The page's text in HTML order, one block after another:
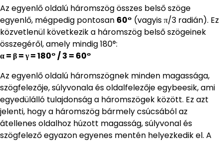
Az egyenlő oldalú háromszög összes belső szöge
egyenlő, mégpedig pontosan 60° (vagyis π/3 radián). Ez
közvetlenül következik a háromszög belső szögeinek
összegéről, amely mindig 180°:
α = β = γ = 180° / 3 = 60°
Az egyenlő oldalú háromszögnek minden magassága,
szögfelezője, súlyvonala és oldalfelezője egybeesik, ami
egyedülálló tulajdonság a háromszögek között. Ez azt
jelenti, hogy a háromszög bármely csúcsából az
átellenes oldalhoz húzott magasság, súlyvonal és
szögfelező egyazon egyenes mentén helyezkedik el. A